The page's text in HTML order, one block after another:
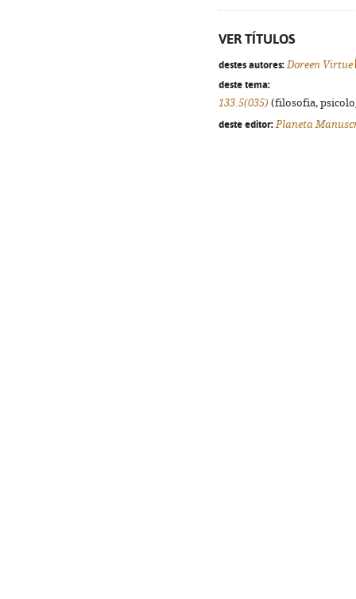
VER TÍTULOS
destes autores: Doreen Virtue
deste tema:
133.5(035) (filosofia,
deste editor: Planeta